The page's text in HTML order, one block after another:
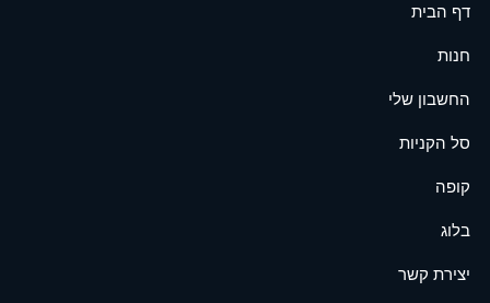
דף הבית
חנות
החשבון שלי
סל הקניות
קופה
בלוג
יצירת קשר